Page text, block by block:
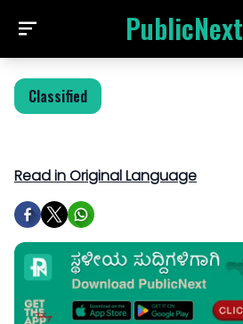
PublicNext
Classified
Read in Original Language